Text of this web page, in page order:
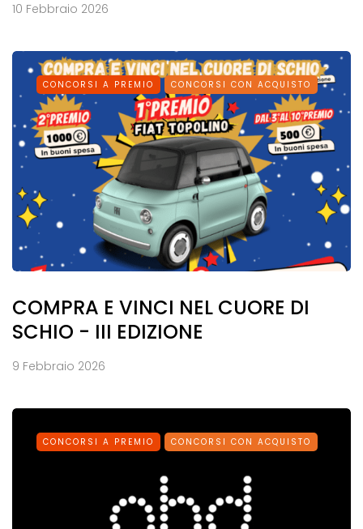
10 Febbraio 2026
CONCORSI A PREMIO CONCORSI CON ACQUISTO
COMPRA E VINCI NEL CUORE DI
SCHIO - III EDIZIONE
9 Febbraio 2026
CONCORSI A PREMIO CONCORSI CON ACQUISTO